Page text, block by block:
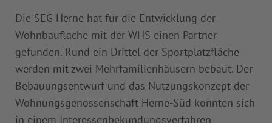
Die SEG Herne hat für die Entwicklung der
Wohnbaufläche mit der WHS einen Partner
gefunden. Rund ein Drittel der Sportplatzfläche
werden mit zwei Mehrfamilienhäusern bebaut. Der
Bebauungsentwurf und das Nutzungskonzept der
Wohnungsgenossenschaft Herne-Süd konnten sich
in einem Interessenbekundungsverfahren